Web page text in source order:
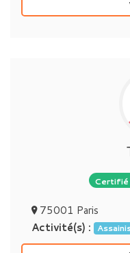
Certifié
75001 Paris
Activité(s) :